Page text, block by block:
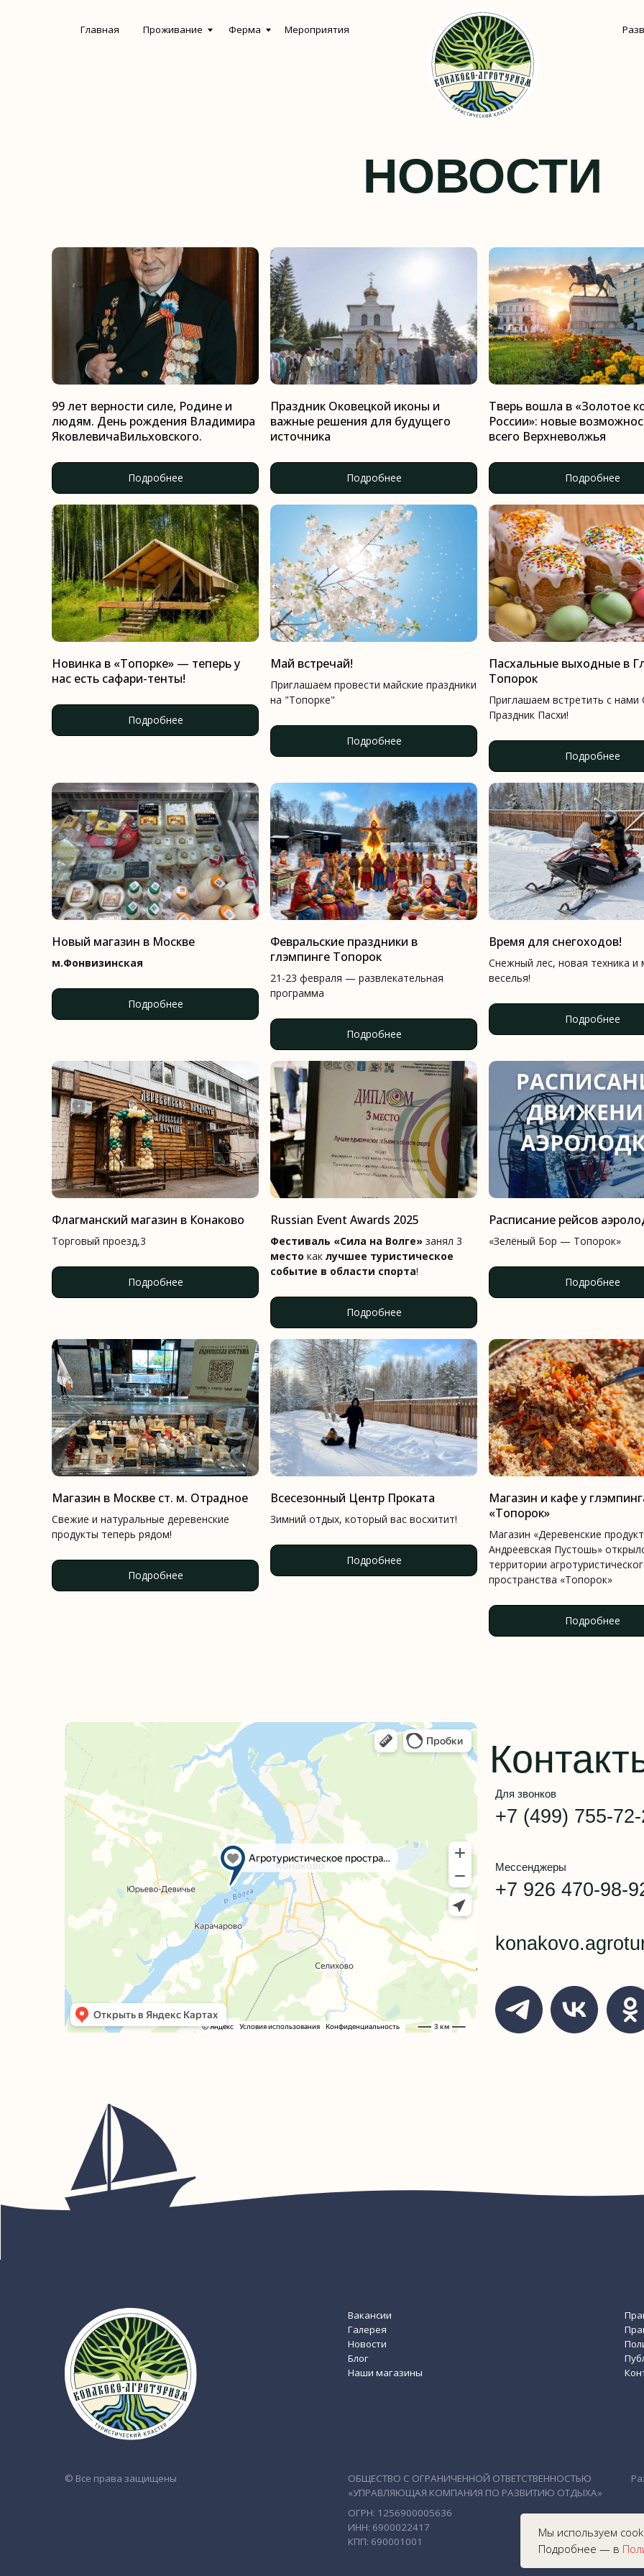
Мероприятия
Ферма
Проживание
Главная
НОВОСТИ
Мы используем
Подробнее — в
99 лет верности силе, Родине и
людям. День рождения Владимира
ЯковлевичаВильховского.
Подробнее
Праздник Оковецкой иконы и
важные решения для будущего
источника
Подробнее
Тверь вошла в «Золотое
России»: новые
всего Верхневолжья
Подробнее
Новинка в «Топорке» — теперь у
нас есть сафари-тенты!
Подробнее
Май встречай!
Приглашаем провести майские праздники
на "Топорке"
Подробнее
Пасхальные выходные в
Топорок
Приглашаем встретить с нами
Праздник Пасхи!
Подробнее
Новый магазин в Москве
м.Фонвизинская
Подробнее
Февральские праздники в
глэмпинге Топорок
21-23 февраля — развлекательная
программа
Подробнее
Время для снегоходов!
Снежный лес, новая техника и
веселья!
Подробнее
Флагманский магазин в Конаково
Торговый проезд,3
Подробнее
Russian Event Awards 2025
Фестиваль «Сила на Волге» занял 3
место как лучшее туристическое
событие в области спорта!
Подробнее
Расписание рейсов
«Зелёный Бор — Топорок»
Подробнее
Магазин в Москве ст. м. Отрадное
Свежие и натуральные деревенские
продукты теперь рядом!
Подробнее
Всесезонный Центр Проката
Зимний отдых, который вас восхитит!
Подробнее
Магазин и кафе у
«Топорок»
Магазин «Деревенские
Андреевская Пустошь»
территории
пространства «Топорок»
Подробнее
Контакты
+7 (499) 755-72-20
© Все права защищены